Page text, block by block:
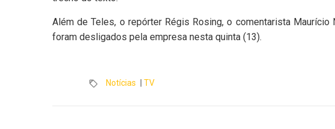
Além de Teles, o repórter Régis Rosing, o comentarista
foram desligados pela empresa nesta quinta (13).
Notícias TV